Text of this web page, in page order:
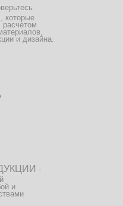
которые
расчетом
и дизайна.
-
и